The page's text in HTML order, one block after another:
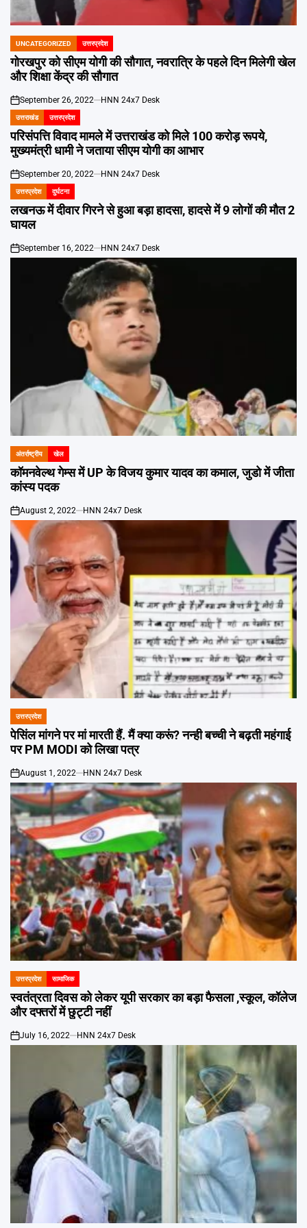
POSTED
IN
UNCATEGORIZED उत्तरप्रदेश
गोरखपुर को सीएम योगी की सौगात, नवरात्रि के पहले दिन मिलेगी खेल
और शिक्षा केंद्र की सौगात
on
September 26, 2022 HNN 24x7 Desk
POSTED
IN
उत्तराखंड उत्तरप्रदेश
परिसंपत्ति विवाद मामले में उत्तराखंड को मिले 100 करोड़ रूपये,
मुख्यमंत्री धामी ने जताया सीएम योगी का आभार
on
September 20, 2022 HNN 24x7 Desk
POSTED
IN
उत्तरप्रदेश दुर्घटना
लखनऊ में दीवार गिरने से हुआ बड़ा हादसा, हादसे में 9 लोगों की मौत 2
घायल
on
September 16, 2022 HNN 24x7 Desk
POSTED
IN
अंतर्राष्ट्रीय खेल
कॉमनवेल्थ गेम्स में UP के विजय कुमार यादव का कमाल, जुडो में जीता
कांस्य पदक
on
August 2, 2022 HNN 24x7 Desk
POSTED
IN
उत्तरप्रदेश
पेसिंल मांगने पर मां मारती हैं. मैं क्या करूं? नन्ही बच्ची ने बढ़ती महंगाई
पर PM MODI को लिखा पत्र
on
August 1, 2022 HNN 24x7 Desk
POSTED
IN
उत्तरप्रदेश सामाजिक
स्वतंत्रता दिवस को लेकर यूपी सरकार का बड़ा फैसला ,स्कूल, कॉलेज
और दफ्तरों में छुट्टी नहीं
on
July 16, 2022 HNN 24x7 Desk